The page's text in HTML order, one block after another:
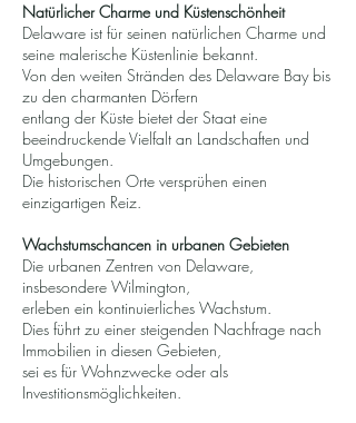
Natürlicher Charme und Küstenschönheit
Delaware ist für seinen natürlichen Charme und
seine malerische Küstenlinie bekannt.
Von den weiten Stränden des Delaware Bay bis
zu den charmanten Dörfern
entlang der Küste bietet der Staat eine
beeindruckende Vielfalt an Landschaften und
Umgebungen.
Die historischen Orte versprühen einen
einzigartigen Reiz.
Wachstumschancen in urbanen Gebieten
Die urbanen Zentren von Delaware,
insbesondere Wilmington,
erleben ein kontinuierliches Wachstum.
Dies führt zu einer steigenden Nachfrage nach
Immobilien in diesen Gebieten,
sei es für Wohnzwecke oder als
Investitionsmöglichkeiten.